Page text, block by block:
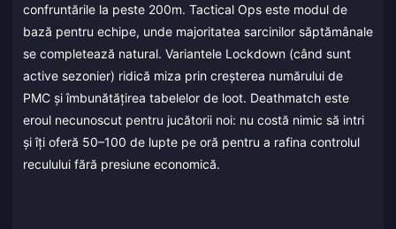
confruntările la peste 200m. Tactical Ops este modul de
bază pentru echipe, unde majoritatea sarcinilor săptămânale
se completează natural. Variantele Lockdown (când sunt
active sezonier) ridică miza prin creșterea numărului de
PMC și îmbunătățirea tabelelor de loot. Deathmatch este
eroul necunoscut pentru jucătorii noi: nu costă nimic să intri
și îți oferă 50–100 de lupte pe oră pentru a rafina controlul
reculului fără presiune economică.